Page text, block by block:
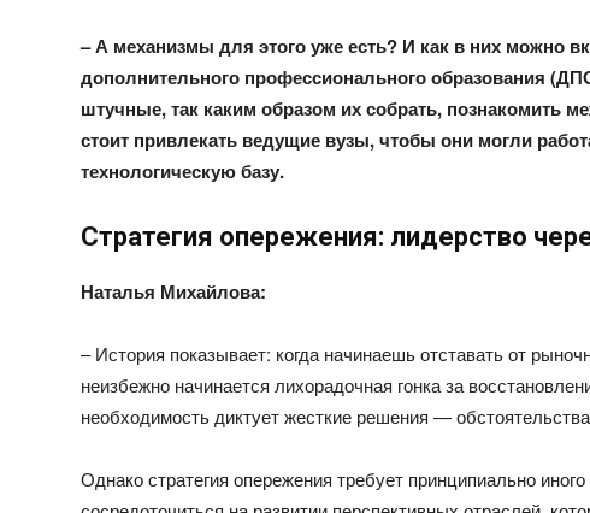
– А механизмы для этого уже есть? И как в них можно
дополнительного профессионального образования
штучные, так каким образом их собрать, познакомить
стоит привлекать ведущие вузы, чтобы они могли
технологическую базу.
Стратегия опережения: лидерство
Наталья Михайлова:
– История показывает: когда начинаешь отставать от
неизбежно начинается лихорадочная гонка за
необходимость диктует жесткие решения —
Однако стратегия опережения требует принципиально